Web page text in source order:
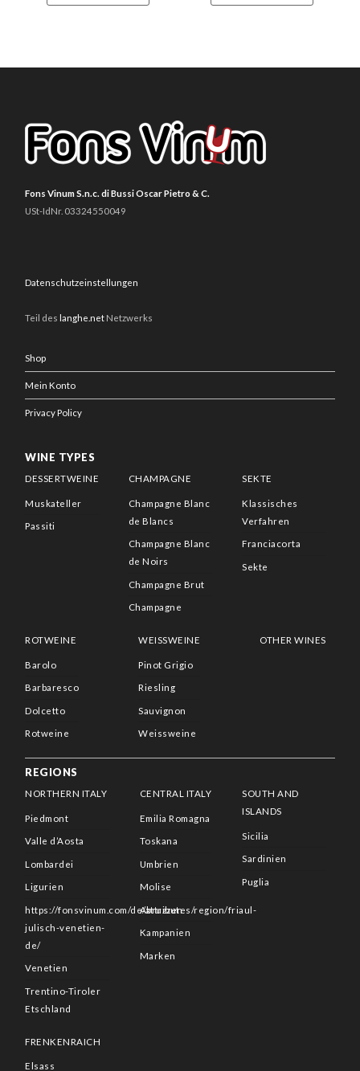
Fons Vinum S.n.c. di Bussi Oscar Pietro & C.
USt-IdNr. 03324550049
Datenschutzeinstellungen
Teil deslanghe.net Netzwerks
Shop
Mein Konto
Privacy Policy
WINE TYPES
DESSERTWEINE
Muskateller
Passiti
CHAMPAGNE
Champagne Blanc
de Blancs
Champagne Blanc
de Noirs
Champagne Brut
Champagne
SEKTE
Klassisches
Verfahren
Franciacorta
Sekte
ROTWEINE
Barolo
Barbaresco
Dolcetto
Rotweine
WEISSWEINE
Pinot Grigio
Riesling
Sauvignon
Weissweine
OTHER WINES
REGIONS
NORTHERN ITALY
Piedmont
Valle d’Aosta
Lombardei
Ligurien
https://fonsvinum.com/de/attributes/region/friaul-
julisch-venetien-
de/
Venetien
Trentino-Tiroler
Etschland
CENTRAL ITALY
Emilia Romagna
Toskana
Umbrien
Molise
Abruzzen
Kampanien
Marken
SOUTH AND
ISLANDS
Sicilia
Sardinien
Puglia
FRENKENRAICH
Elsass